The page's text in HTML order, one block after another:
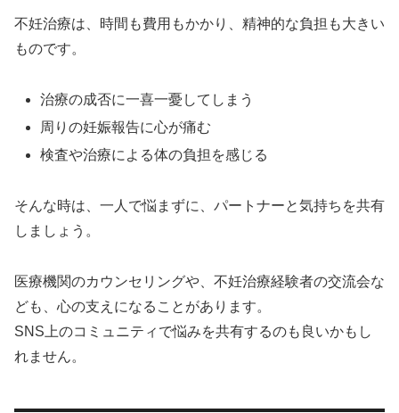
不妊治療は、時間も費用もかかり、精神的な負担も大きい
ものです。
治療の成否に一喜一憂してしまう
周りの妊娠報告に心が痛む
検査や治療による体の負担を感じる
そんな時は、一人で悩まずに、パートナーと気持ちを共有
しましょう。
医療機関のカウンセリングや、不妊治療経験者の交流会な
ども、心の支えになることがあります。
SNS上のコミュニティで悩みを共有するのも良いかもし
れません。